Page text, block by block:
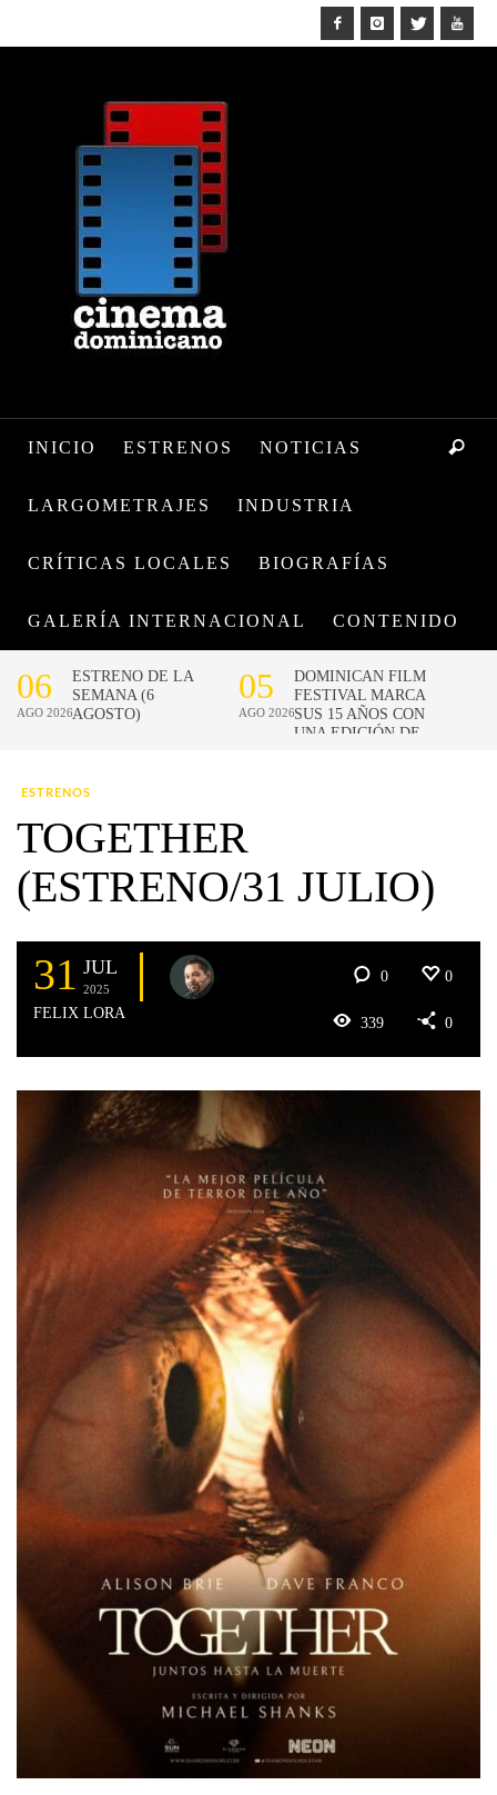
INICIO ESTRENOS NOTICIAS
LARGOMETRAJES INDUSTRIA
CRÍTICAS LOCALES BIOGRAFÍAS
GALERÍA INTERNACIONAL CONTENIDO
ESTRENOS
TOGETHER
(ESTRENO/31 JULIO)
31 JUL
2025
FELIX LORA
0 0
339 0